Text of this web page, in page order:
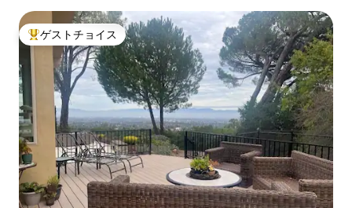
大好評のゲストチョイスです。
ゲストチョイス